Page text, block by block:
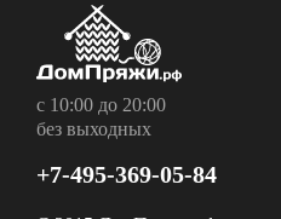
с 10:00 до 20:00
без выходных
+7-495-369-05-84